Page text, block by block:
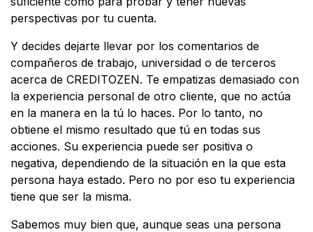
perspectivas por tu cuenta.
Y decides dejarte llevar por los comentarios de
compañeros de trabajo, universidad o de terceros
acerca de CREDITOZEN. Te empatizas demasiado con
la experiencia personal de otro cliente, que no actúa
en la manera en la tú lo haces. Por lo tanto, no
obtiene el mismo resultado que tú en todas sus
acciones. Su experiencia puede ser positiva o
negativa, dependiendo de la situación en la que esta
persona haya estado. Pero no por eso tu experiencia
tiene que ser la misma.
Sabemos muy bien que, aunque seas una persona